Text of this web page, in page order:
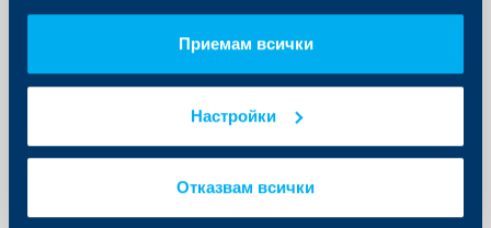
Приемам всички
Настройки
Отказвам всички
ОББ влезе в нов етап на развитието
на своя общозастрахователен
бизнес чрез партньорство с
Булстрад Виена Иншурънс Груп